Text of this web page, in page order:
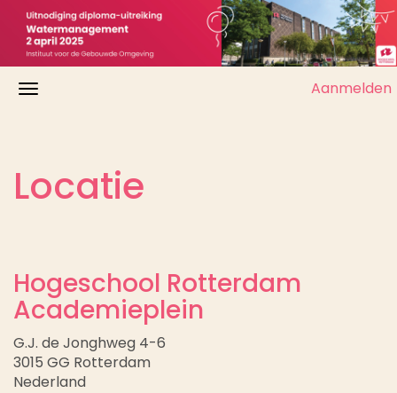
Aanmelden
Locatie
Hogeschool Rotterdam
Academieplein
G.J. de Jonghweg 4-6
3015 GG Rotterdam
Nederland